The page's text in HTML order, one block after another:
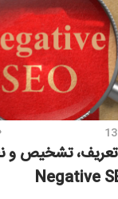
تشخیص و